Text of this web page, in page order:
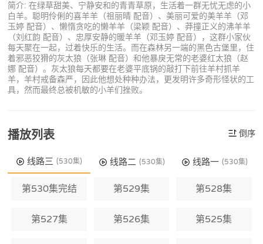
简介: 在绿草甜美、宁静安和的青青草原，生活着一群无忧无虑的小
白羊。聪明伶俐的喜羊羊（祖丽晴 配音）、美丽可爱的美羊羊（邓
玉婷 配音）、懒惰贪吃的懒羊羊（梁颖 配音）、莽撞正义的沸羊羊
（刘红韵 配音）、忠厚安静的暖羊羊（邓玉婷 配音），这群小家伙
每天聚在一起，过着快乐的生活。而在森林另一端的黑色古堡里，住
着邪恶狡猾的灰太狼（张琳 配音）和他暴戾无常的老婆红太狼（赵
娜 配音）。灰太狼每天都要在老婆平底锅的敲打下前往羊村抓羊
羊，羊村戒备森严，因此他想处种种办法，更发明许多奇形怪状的工
具，然而最终总被机敏的小羊们挫败。
播放列表 倒序
线路三 (530集) 线路二 (530集) 线路一 (530集)
第530集完结 第529集 第528集
第527集 第526集 第525集